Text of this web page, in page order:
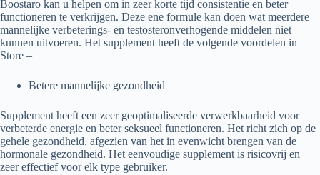
Boostaro kan u helpen om in zeer korte tijd consistentie en beter
functioneren te verkrijgen. Deze ene formule kan doen wat meerdere
mannelijke verbeterings- en testosteronverhogende middelen niet
kunnen uitvoeren. Het supplement heeft de volgende voordelen in
Store –
Betere mannelijke gezondheid
Supplement heeft een zeer geoptimaliseerde verwerkbaarheid voor
verbeterde energie en beter seksueel functioneren. Het richt zich op de
gehele gezondheid, afgezien van het in evenwicht brengen van de
hormonale gezondheid. Het eenvoudige supplement is risicovrij en
zeer effectief voor elk type gebruiker.